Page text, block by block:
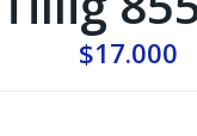
$17.000